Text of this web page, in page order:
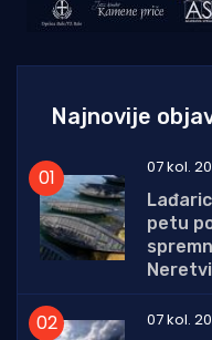
Najnovije
07 kol.
petu
Neretvi
07 kol.